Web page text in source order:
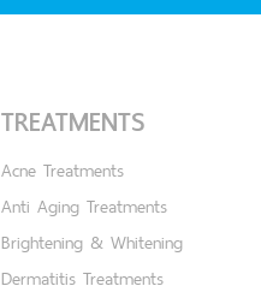
TREATMENTS
Acne Treatments
Anti Aging Treatments
Brightening & Whitening
Dermatitis Treatments